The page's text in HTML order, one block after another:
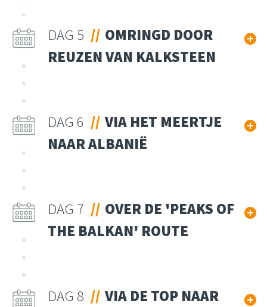
DAG 5
OMRINGD DOOR
REUZEN VAN KALKSTEEN
DAG 6
VIA HET MEERTJE
NAAR ALBANIË
DAG 7
OVER DE 'PEAKS OF
THE BALKAN' ROUTE
DAG 8
VIA DE TOP NAAR